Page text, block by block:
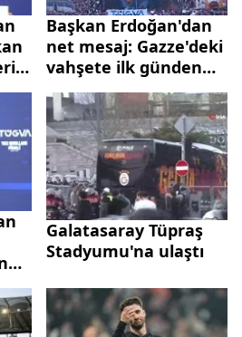
Başkan Erdoğan'dan
net mesaj: Gazze'deki
vahşete ilk günden
itibaren en güçlü
tepki veren ülke
Türkiye'dir
Galatasaray Tüpraş
Stadyumu'na ulaştı